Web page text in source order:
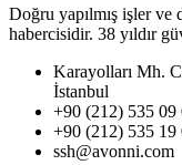
Doğru yapılmış işler ve
habercisidir. 38 yıldır
Karayolları Mh.
İstanbul
+90 (212) 535 09
+90 (212) 535 19
ssh@avonni.com